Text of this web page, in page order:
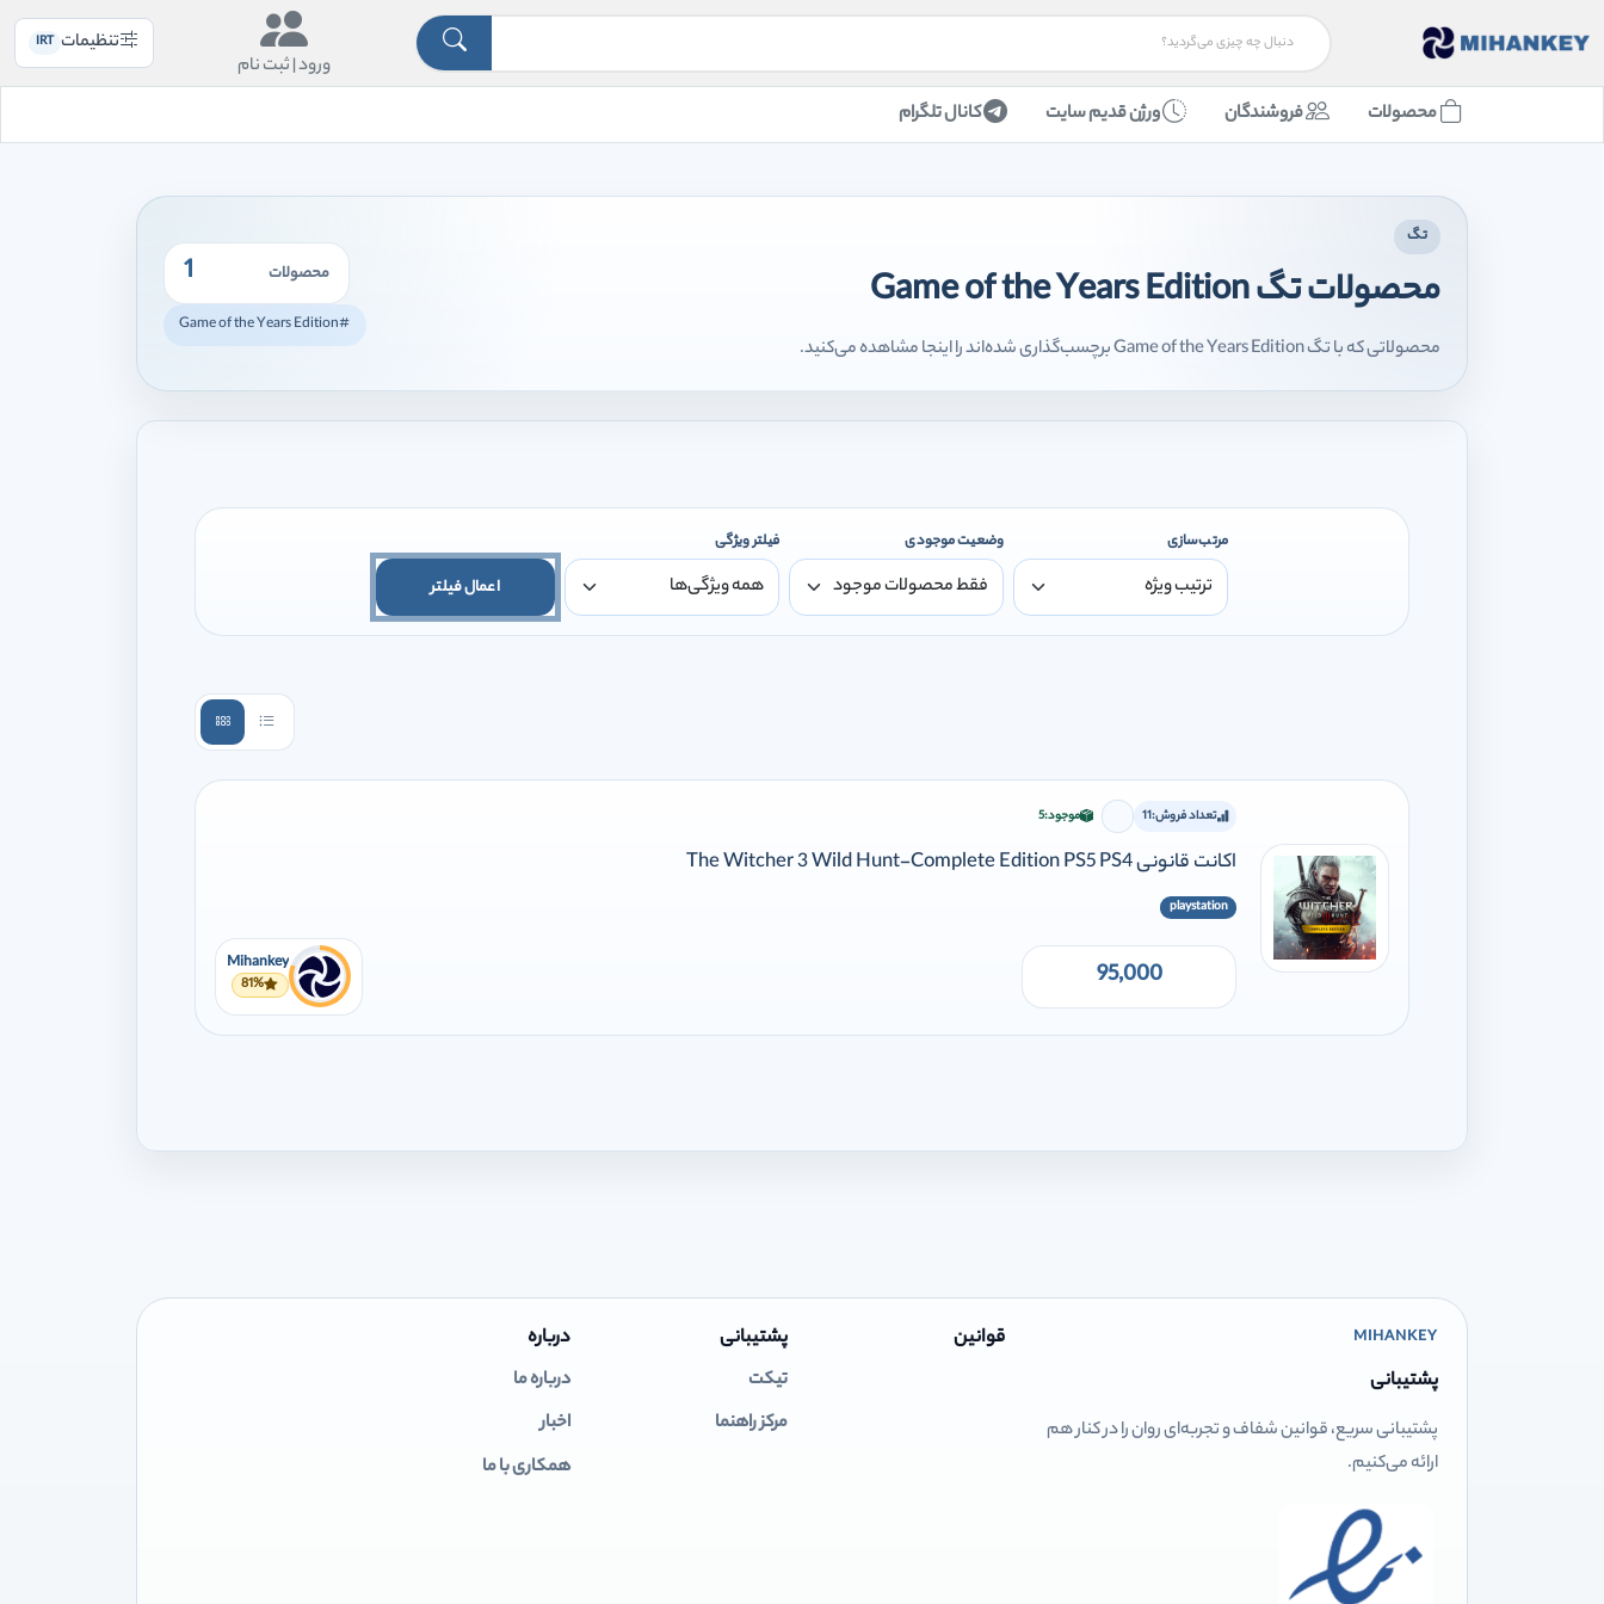
ورود |ثبت نام
تنظیمات IRT
محصولات فروشندگان ورژن قدیم سایت کانال تلگرام
تگ
محصولات تگ Game of the Years Edition
محصولاتی که با تگ Game of the Years Edition برچسب‌گذاری شده‌اند را اینجا مشاهده می‌کنید.
محصولات 1
#Game of the Years Edition
مرتب‌سازی وضعیت موجودی فیلتر ویژگی
اعمال فیلتر
تعداد فروش:11 برای افزودن وارد شوید
موجود:5
اکانت قانونی The Witcher 3 Wild Hunt-Complete Edition PS5 PS4
playstation
95,000
Mihankey
81%
MIHANKEY
پشتیبانی
پشتیبانی سریع، قوانین شفاف و تجربه‌ای روان را در کنار هم
ارائه می‌کنیم.
قوانین پشتیبانی
تیکت
مرکز راهنما
درباره
درباره ما
اخبار
همکاری با ما